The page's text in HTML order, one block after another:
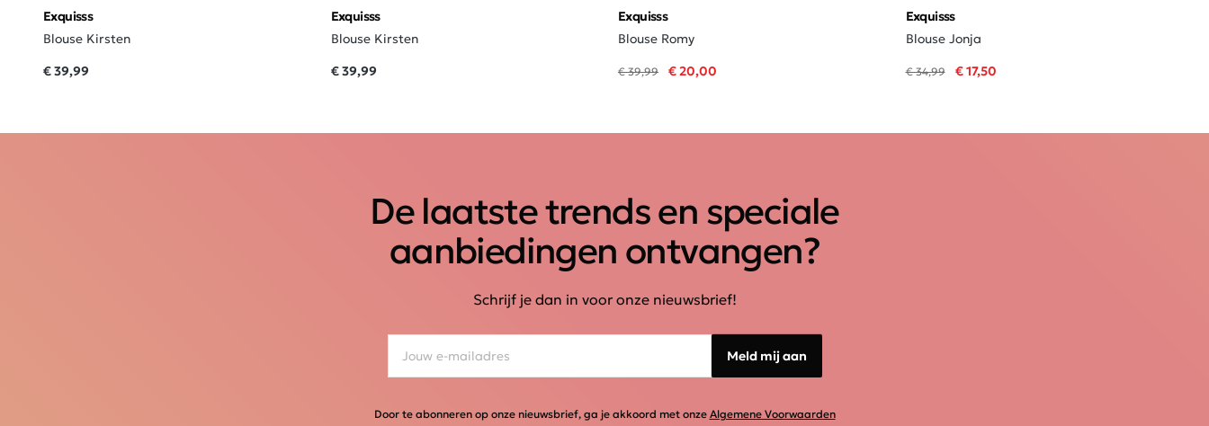
Exquisss
Blouse Kirsten
€ 39,99
Exquisss
Blouse Kirsten
€ 39,99
Exquisss
Blouse Romy
€ 39,99 € 20,00
Exquisss
Blouse Jonja
€ 34,99 € 17,50
De laatste trends en speciale
aanbiedingen ontvangen?
Schrijf je dan in voor onze nieuwsbrief!
Meld mij aan
Door te abonneren op onze nieuwsbrief, ga je akkoord met onze Algemene Voorwaarden